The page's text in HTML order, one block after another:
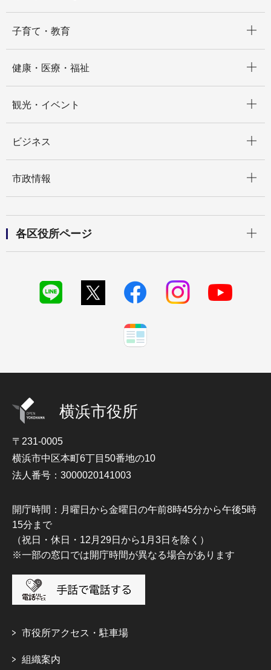
子育て・教育
健康・医療・福祉
観光・イベント
ビジネス
市政情報
各区役所ページ
横浜市役所
〒231-0005
横浜市中区本町6丁目50番地の10
法人番号：3000020141003
開庁時間：月曜日から金曜日の午前8時45分から午後5時
15分まで
（祝日・休日・12月29日から1月3日を除く）
※一部の窓口では開庁時間が異なる場合があります
市役所アクセス・駐車場
組織案内